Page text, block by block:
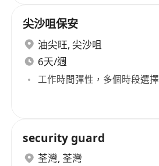
尖沙咀保安
油尖旺, 尖沙咀
6天/週
工作時間彈性，多個時段選擇
security guard
荃灣, 荃灣